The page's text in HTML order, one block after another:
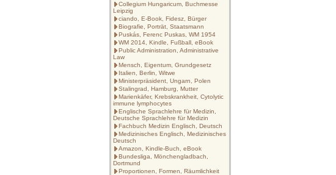
Collegium Hungaricum, Buchmesse
Leipzig
ciando, E-Book, Fidesz, Bürger
Biografie, Porträt, Staatsmann
Puskás, Ferenc Puskas, WM 1954
WM 2014, Kindle, Fußball, eBook
Public Administration, Administrative
Law
Mensch, Eigentum, Grundgesetz
Italien, Berlin, Witwe
Ministerpräsident, Ungarn, Polen
Stalingrad, Hamburg, Mutter
Marienkäfer, Krebskrankheit, Cytolytic
immune lymphocytes
Englische Sprachlehre für Medizin,
Deutsche Sprachlehre für Medizin
Fachbuch Medizin Englisch, Deutsch
Medizinisches Englisch, Medizinisches
Deutsch
Amazon, Kindle-Buch, eBook
Bundesliga, Mönchengladbach,
Dortmund
Proportionen, Formen, Räumlichkeit